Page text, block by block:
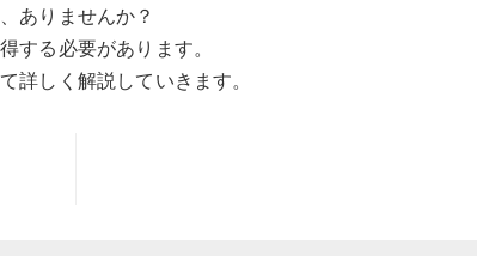
ありませんか？
する必要があります。
詳しく解説していきます。